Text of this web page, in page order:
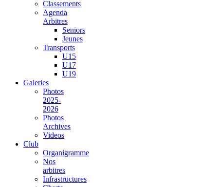
Classements
Agenda
Arbitres
Seniors
Jeunes
Transports
U15
U17
U19
Galeries
Photos
2025-
2026
Photos
Archives
Videos
Club
Organigramme
Nos
arbitres
Infrastructures